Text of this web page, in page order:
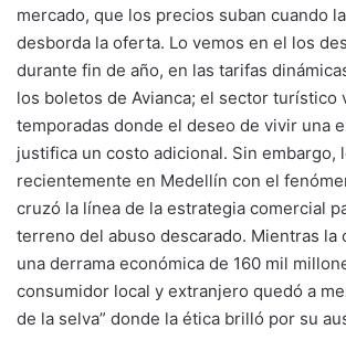
mercado, que los precios suban cuando
desborda la oferta. Lo vemos en el los
durante fin de año, en las tarifas
los boletos de Avianca; el sector turístico
temporadas donde el deseo de vivir una
justifica un costo adicional. Sin embargo,
recientemente en Medellín con el
cruzó la línea de la estrategia comercial
terreno del abuso descarado. Mientras la
una derrama económica de 160 mil
consumidor local y extranjero quedó a
de la selva” donde la ética brilló por su